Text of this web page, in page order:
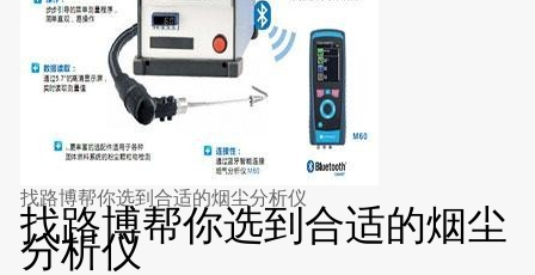
找路博帮你选到合适的烟尘分析仪
找路博帮你选到合适的烟尘
分析仪